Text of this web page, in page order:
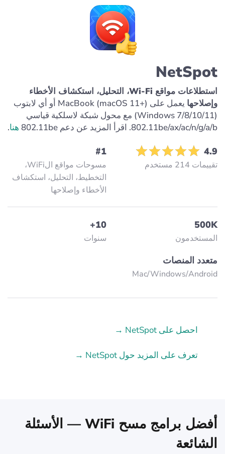
NetSpot
استطلاعات مواقع Wi-Fi، التحليل، استكشاف الأخطاء
وإصلاحها
يعمل على MacBook (macOS 11+) أو أي لابتوب
(Windows 7/8/10/11) مع محول شبكة لاسلكية قياسي
802.11be/ax/ac/n/g/a/b. اقرأ المزيد عن دعم 802.11be
هنا.
4.9
تقييمات 214 مستخدم
#1
مسوحات مواقع الWiFi،
التخطيط، التحليل، استكشاف
الأخطاء وإصلاحها
500K
المستخدمون
10+
سنوات
متعدد المنصات
Mac/Windows/Аndroid
احصل على NetSpot →
تعرف على المزيد حول NetSpot →
أفضل برامج مسح WiFi — الأسئلة
الشائعة